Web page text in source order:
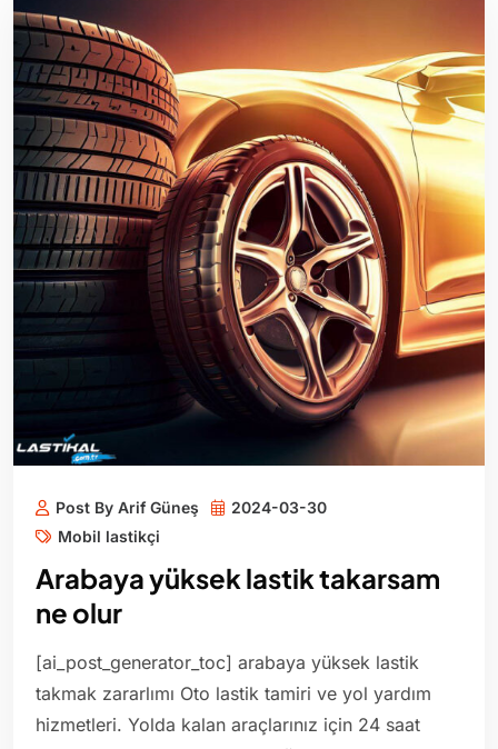
Post By Arif Güneş
2024-03-30
Mobil lastikçi
Arabaya yüksek lastik takarsam
ne olur
[ai_post_generator_toc] arabaya yüksek lastik
takmak zararlımı Oto lastik tamiri ve yol yardım
hizmetleri. Yolda kalan araçlarınız için 24 saat